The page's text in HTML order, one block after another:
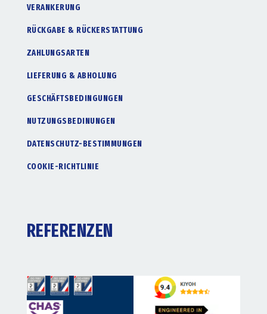
VERANKERUNG
RÜCKGABE & RÜCKERSTATTUNG
ZAHLUNGSARTEN
LIEFERUNG & ABHOLUNG
GESCHÄFTSBEDINGUNGEN
NUTZUNGSBEDINUNGEN
DATENSCHUTZ-BESTIMMUNGEN
COOKIE-RICHTLINIE
REFERENZEN